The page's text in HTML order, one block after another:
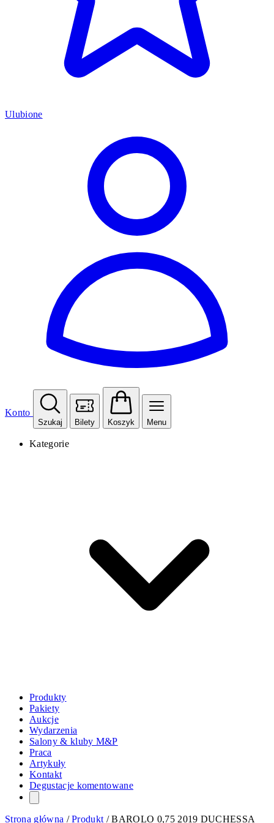
Ulubione
Konto
Szukaj Bilety Koszyk Menu
Kategorie
Produkty
Pakiety
Aukcje
Wydarzenia
Salony & kluby M&P
Praca
Artykuły
Kontakt
Degustacje komentowane
Strona główna /Produkt /BAROLO 0,75 2019 DUCHESSA